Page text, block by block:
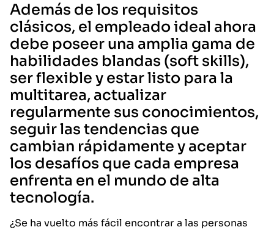
Además de los requisitos
clásicos, el empleado ideal ahora
debe poseer una amplia gama de
habilidades blandas (soft skills),
ser flexible y estar listo para la
multitarea, actualizar
regularmente sus conocimientos,
seguir las tendencias que
cambian rápidamente y aceptar
los desafíos que cada empresa
enfrenta en el mundo de alta
tecnología.
¿Se ha vuelto más fácil encontrar a las personas